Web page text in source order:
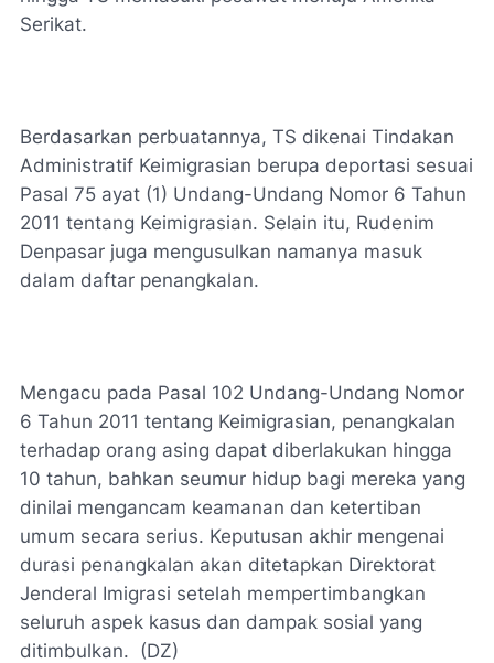
Serikat.
Berdasarkan perbuatannya, TS dikenai Tindakan
Administratif Keimigrasian berupa deportasi sesuai
Pasal 75 ayat (1) Undang-Undang Nomor 6 Tahun
2011 tentang Keimigrasian. Selain itu, Rudenim
Denpasar juga mengusulkan namanya masuk
dalam daftar penangkalan.
Mengacu pada Pasal 102 Undang-Undang Nomor
6 Tahun 2011 tentang Keimigrasian, penangkalan
terhadap orang asing dapat diberlakukan hingga
10 tahun, bahkan seumur hidup bagi mereka yang
dinilai mengancam keamanan dan ketertiban
umum secara serius. Keputusan akhir mengenai
durasi penangkalan akan ditetapkan Direktorat
Jenderal Imigrasi setelah mempertimbangkan
seluruh aspek kasus dan dampak sosial yang
ditimbulkan. (DZ)